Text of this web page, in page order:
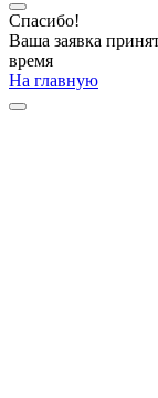
Спасибо!
Ваша заявка
время
На главную